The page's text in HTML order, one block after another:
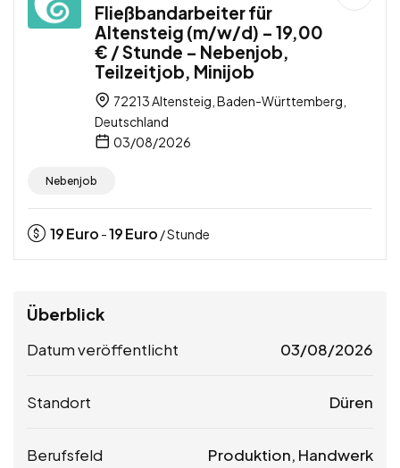
Fließbandarbeiter für
Altensteig (m/w/d) – 19,00
€ / Stunde – Nebenjob,
Teilzeitjob, Minijob
72213 Altensteig, Baden-Württemberg,
Deutschland
03/08/2026
Nebenjob
19Euro -19Euro / Stunde
Überblick
Datum veröffentlicht 03/08/2026
Standort Düren
Berufsfeld Produktion, Handwerk